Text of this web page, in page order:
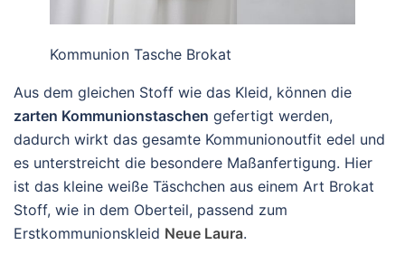
Kommunion Tasche Brokat
Aus dem gleichen Stoff wie das Kleid, können die
zarten Kommunionstaschen gefertigt werden,
dadurch wirkt das gesamte Kommunionoutfit edel und
es unterstreicht die besondere Maßanfertigung. Hier
ist das kleine weiße Täschchen aus einem Art Brokat
Stoff, wie in dem Oberteil, passend zum
Erstkommunionskleid Neue Laura.